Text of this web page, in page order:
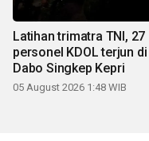
Latihan trimatra TNI, 27
personel KDOL terjun di
Dabo Singkep Kepri
05 August 2026 1:48 WIB